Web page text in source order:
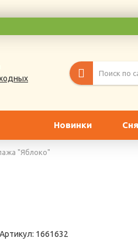
Новинки
"Яблоко"
Артикул: 1661632